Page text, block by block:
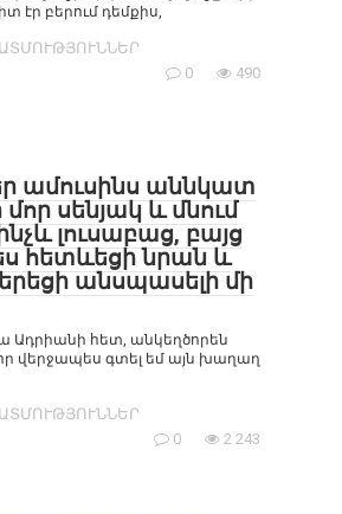
էր բերում դեմքիս,
0
490
ամուսինս աննկատ
սենյակ և մնում
լուսաբաց, բայց
հետևեցի նրան և
անսպասելի մի
Ադրիանի հետ, անկեղծորեն
վերջապես գտել եմ այն խաղաղ
0
2 243